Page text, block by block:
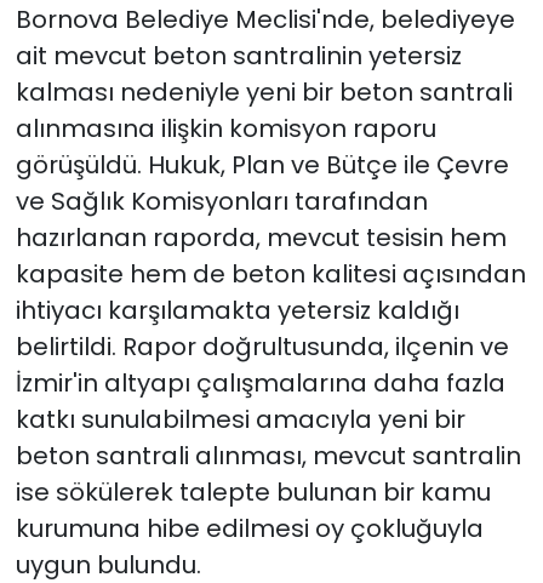
Bornova Belediye Meclisi'nde, belediyeye
ait mevcut beton santralinin yetersiz
kalması nedeniyle yeni bir beton santrali
alınmasına ilişkin komisyon raporu
görüşüldü. Hukuk, Plan ve Bütçe ile Çevre
ve Sağlık Komisyonları tarafından
hazırlanan raporda, mevcut tesisin hem
kapasite hem de beton kalitesi açısından
ihtiyacı karşılamakta yetersiz kaldığı
belirtildi. Rapor doğrultusunda, ilçenin ve
İzmir'in altyapı çalışmalarına daha fazla
katkı sunulabilmesi amacıyla yeni bir
beton santrali alınması, mevcut santralin
ise sökülerek talepte bulunan bir kamu
kurumuna hibe edilmesi oy çokluğuyla
uygun bulundu.